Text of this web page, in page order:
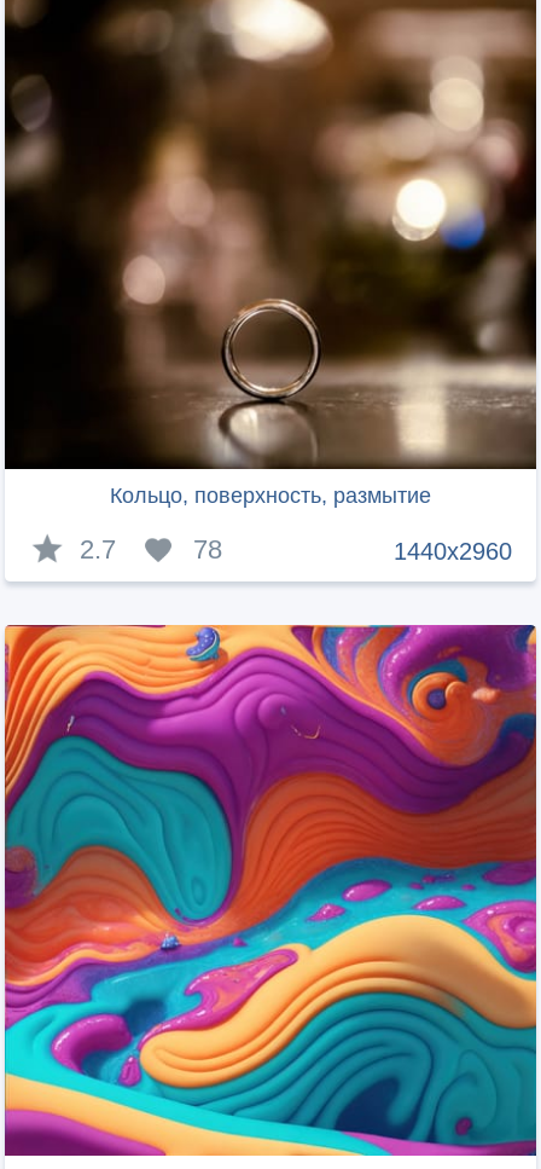
Кольцо, поверхность, размытие
1440x2960
2.7 78